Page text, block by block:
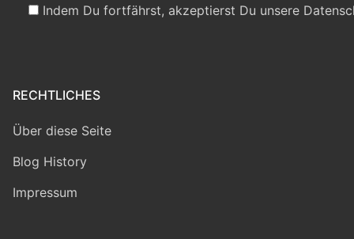
Indem Du fortfährst, akzeptierst Du unsere
RECHTLICHES
Über diese Seite
Blog History
Impressum